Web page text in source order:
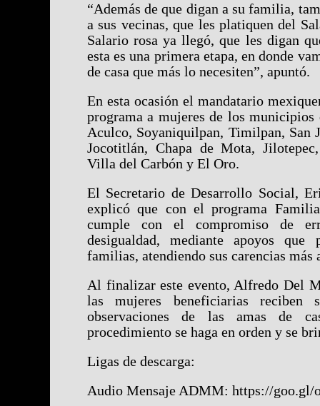
“Además de que digan a su familia,
a sus vecinas, que les platiquen del
Salario rosa ya llegó, que les digan
esta es una primera etapa, en donde
de casa que más lo necesiten”, apuntó.
En esta ocasión el mandatario
programa a mujeres de los
Aculco, Soyaniquilpan, Timilpan, San
Jocotitlán, Chapa de Mota,
Villa del Carbón y El Oro.
El Secretario de Desarrollo Social,
explicó que con el programa
cumple con el compromiso de
desigualdad, mediante apoyos
familias, atendiendo sus carencias más
Al finalizar este evento, Alfredo Del
las mujeres beneficiarias reciben
observaciones de las amas de
procedimiento se haga en orden y se
Ligas de descarga:
Audio Mensaje ADMM: https://goo.gl/